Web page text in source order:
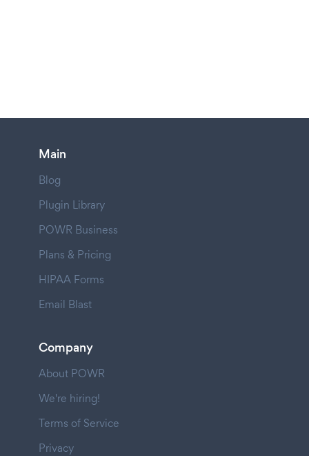
Main
Blog
Plugin Library
POWR Business
Plans & Pricing
HIPAA Forms
Email Blast
Company
About POWR
We're hiring!
Terms of Service
Privacy